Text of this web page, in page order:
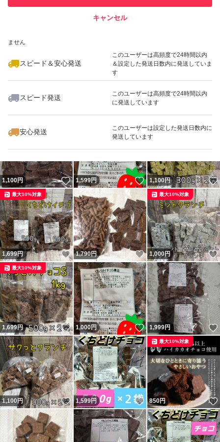
ません
スピード＆安心発送
このユーザーは高頻度で24時間以内
＆設定した発送日数内に発送していま
す
スピード発送
このユーザーは高頻度で24時間以内
に発送しています
安心発送
このユーザーは設定した発送日数内に
発送しています
キャンセル
いいね！
1,000
1,100円 いいね！
1,599円 いいね！
1,100円
1,699円 いいね！
最大10%対象
1,790円 いいね！
1,000円
最大10%対象
1,699円 いいね！
最大10%対象
1,000円 いいね！
1,999円
1,100円 いいね！
1,599円 いいね！
850円
最大10%対象